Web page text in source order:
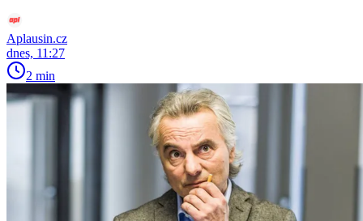
Aplausin.cz
dnes, 11:27
2 min